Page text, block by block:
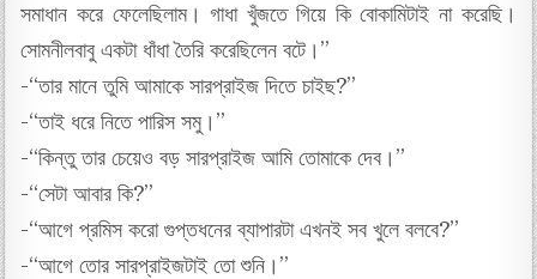
সমাধান করে ফেলেছিলাম। গাধা খুঁজতে গিয়ে কি বোকামিটাই না করেছি।
সোমনীলবাবু একটা ধাঁধা তৈরি করেছিলেন বটে।”
-“তার মানে তুমি আমাকে সারপ্রাইজ দিতে চাইছ?”
-“তাই ধরে নিতে পারিস সমু।”
-“কিন্তু তার চেয়েও বড় সারপ্রাইজ আমি তোমাকে দেব।”
-“সেটা আবার কি?”
-“আগে প্রমিস করো গুপ্তধনের ব্যাপারটা এখনই সব খুলে বলবে?”
-“আগে তোর সারপ্রাইজটাই তো শুনি।”